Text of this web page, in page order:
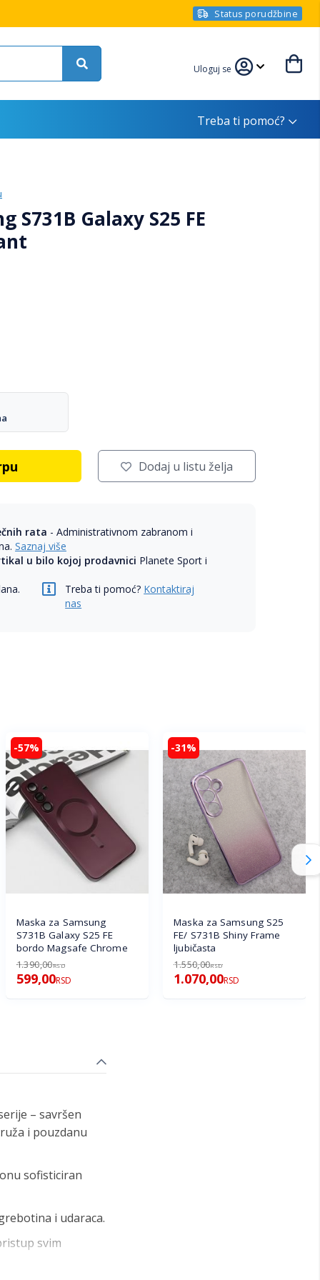
Status porudžbine
Uloguj se
Treba ti pomoć?
S731B Galaxy S25 FE
Dodaj u listu želja
rata - Administrativnom zabranom i
Saznaj više
u bilo kojoj prodavnici Planete Sport i
Treba ti pomoć? Kontaktiraj
nas
-57%
Maska za Samsung
S731B Galaxy S25 FE
bordo Magsafe Chrome
1.390,00RSD
599,00RSD
-31%
Maska za Samsung S25
FE/ S731B Shiny Frame
ljubičasta
1.550,00RSD
1.070,00RSD
– savršen
i pouzdanu
sofisticiran
i udaraca.
svim